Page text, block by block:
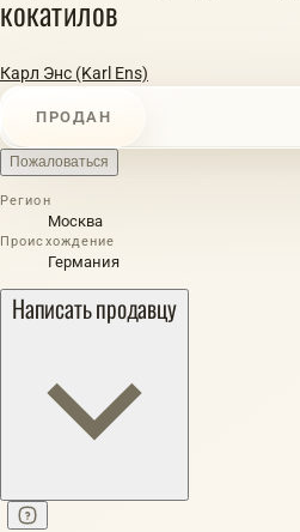
кокатилов
Карл Энс (Karl Ens)
ПРОДАН
Пожаловаться
Регион
Москва
Происхождение
Германия
Написать продавцу